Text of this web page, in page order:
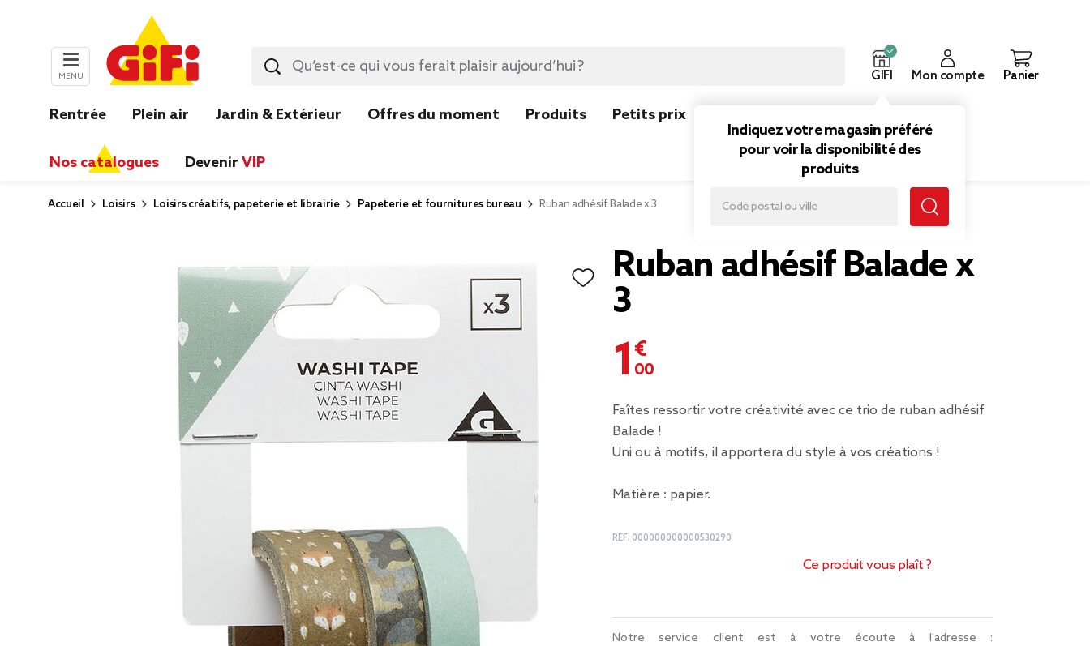
MENU GIFI
Indiquez votre magasin préféré
pour voir la disponibilité des
produits
Mon compte Panier
Rentrée Plein air Jardin & Extérieur Offres du moment Produits Petits prix
Nos catalogues Devenir VIP
Accueil Loisirs Loisirs créatifs, papeterie et librairie Papeterie et fournitures bureau Ruban adhésif Balade x 3
Ruban adhésif Balade x
3
1,00 €
Faîtes ressortir votre créativité avec ce trio de ruban adhésif
Balade !
Uni ou à motifs, il apportera du style à vos créations !
Matière : papier.
REF. 000000000000530290
Ce produit vous plaît ?
Notre service client est à votre écoute à l'adresse :